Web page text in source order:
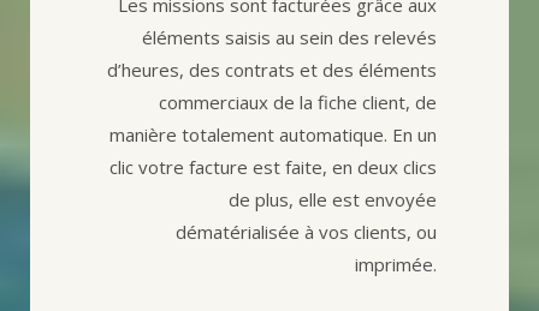
Les missions sont facturées grâce aux
éléments saisis au sein des relevés
d’heures, des contrats et des éléments
commerciaux de la fiche client, de
manière totalement automatique. En un
clic votre facture est faite, en deux clics
de plus, elle est envoyée
dématérialisée à vos clients, ou
imprimée.